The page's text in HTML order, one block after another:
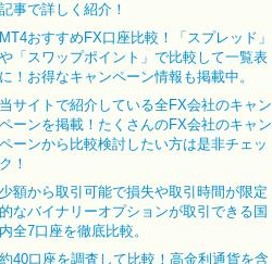
記事で詳しく紹介！
MT4おすすめFX口座比較！「スプレッド」
や「スワップポイント」で比較して一覧表
に！お得なキャンペーン情報も掲載中。
当サイトで紹介している全FX会社のキャン
ペーンを掲載！たくさんのFX会社のキャン
ペーンから比較検討したい方は是非チェッ
ク！
少額から取引可能で損失や取引時間が限定
的なバイナリーオプションが取引できる国
内全7口座を徹底比較。
約40口座を調査して比較！高金利通貨を含